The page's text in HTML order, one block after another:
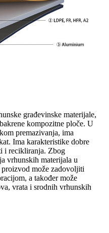
građevinske materijale,
kompozitne ploče. U
premazivanja, ima
Ima karakteristike dobre
i recikliranja. Zbog
vrhunskih materijala u
može zadovoljiti
a također može
vrata i srodnih vrhunskih